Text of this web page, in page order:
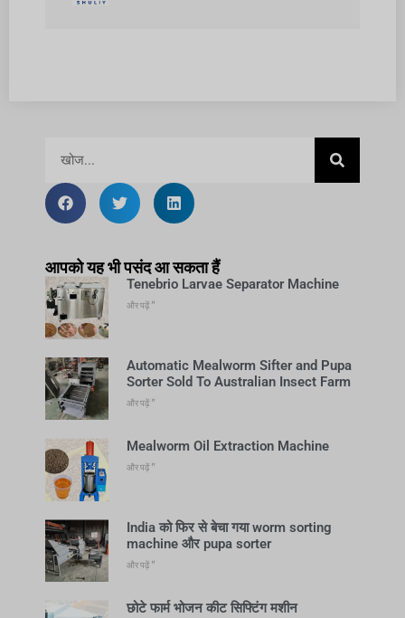
आपको यह भी पसंद आ सकता हैं
Tenebrio Larvae Separator Machine
और पढ़ें "
Automatic Mealworm Sifter and Pupa
Sorter Sold To Australian Insect Farm
और पढ़ें "
Mealworm Oil Extraction Machine
और पढ़ें "
India को फिर से बेचा गया worm sorting
machine और pupa sorter
और पढ़ें "
छोटे फार्म भोजन कीट सिफ्टिंग मशीन